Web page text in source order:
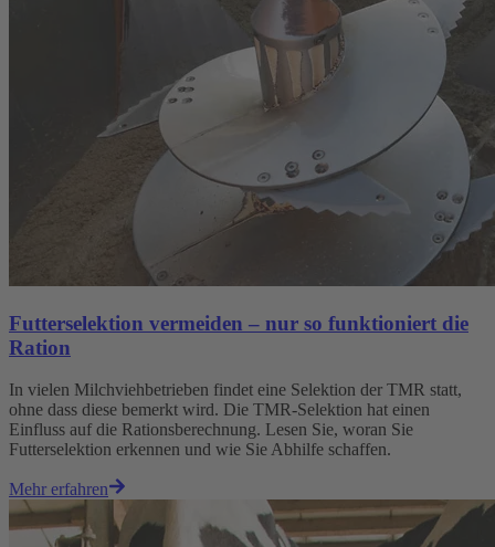
Futterselektion vermeiden – nur so funktioniert die
Ration
In vielen Milchviehbetrieben findet eine Selektion der TMR statt,
ohne dass diese bemerkt wird. Die TMR-Selektion hat einen
Einfluss auf die Rationsberechnung. Lesen Sie, woran Sie
Futterselektion erkennen und wie Sie Abhilfe schaffen.
Mehr erfahren